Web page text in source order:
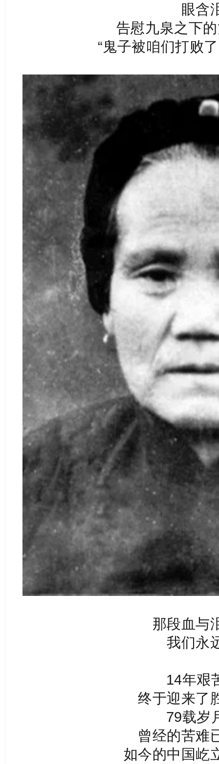
眼含
告慰九泉之下
“鬼子被咱们打败
那段血与
我们永
14年艰
终于迎来了
79载岁
曾经的苦难
如今的中国屹